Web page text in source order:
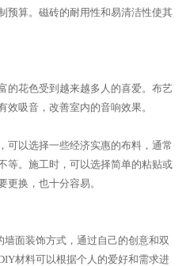
预算。磁砖的耐用性和易清洁性使其
的花色受到越来越多人的喜爱。布艺
吸音，改善室内的音响效果。
可以选择一些经济实惠的布料，通常
等。施工时，可以选择简单的粘贴或
更换，也十分容易。
面装饰方式，通过自己的创意和双
材料可以根据个人的爱好和需求进